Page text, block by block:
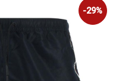
-29%